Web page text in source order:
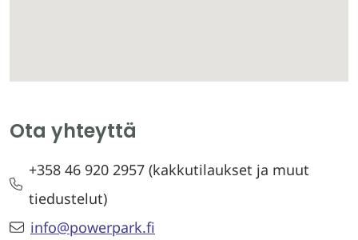
Ota yhteyttä
+358 46 920 2957 (kakkutilaukset ja muut
tiedustelut)
info@powerpark.fi